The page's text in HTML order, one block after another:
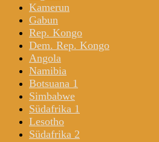
Kamerun
Gabun
Rep. Kongo
Dem. Rep. Kongo
Angola
Namibia
Botsuana 1
Simbabwe
Südafrika 1
Lesotho
Südafrika 2